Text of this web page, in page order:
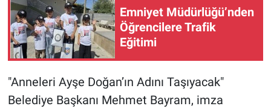
Emniyet Müdürlüğü’nden
Öğrencilere Trafik
Eğitimi
"Anneleri Ayşe Doğan’ın Adını Taşıyacak"
Belediye Başkanı Mehmet Bayram, imza